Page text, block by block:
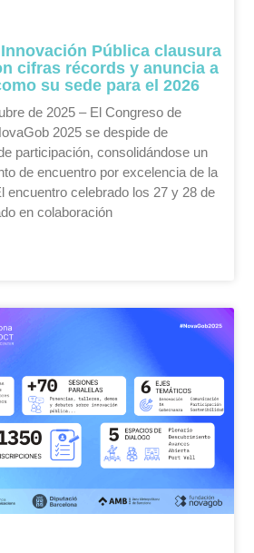
Pública clausura
cifras récords y anuncia a
su sede para el 2026
de 2025 – El Congreso de
2025 se despide de
participación, consolidándose un
de encuentro por excelencia de la
encuentro celebrado los 27 y 28 de
en colaboración